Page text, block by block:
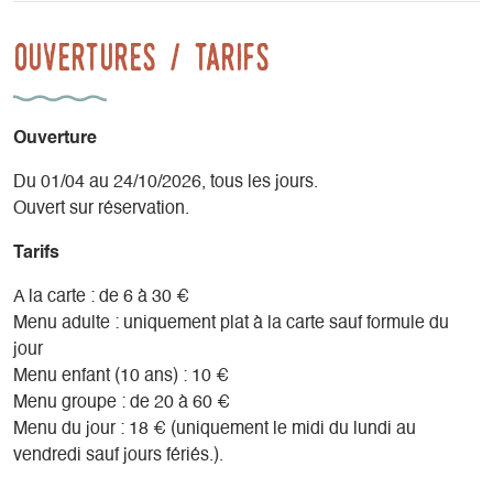
Ouvertures / tarifs
Ouverture
Du 01/04 au 24/10/2026, tous les jours.
Ouvert sur réservation.
Tarifs
A la carte : de 6 à 30 €
Menu adulte : uniquement plat à la carte sauf formule du
jour
Menu enfant (10 ans) : 10 €
Menu groupe : de 20 à 60 €
Menu du jour : 18 € (uniquement le midi du lundi au
vendredi sauf jours fériés.).